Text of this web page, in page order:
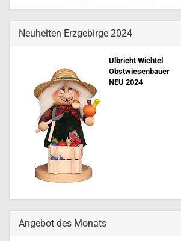
Neuheiten Erzgebirge 2024
Ulbricht Wichtel
Obstwiesenbauer
NEU 2024
Angebot des Monats